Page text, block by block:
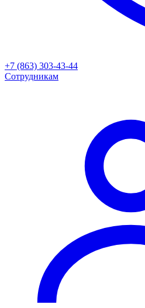
+7 (863) 303-43-44
Сотрудникам